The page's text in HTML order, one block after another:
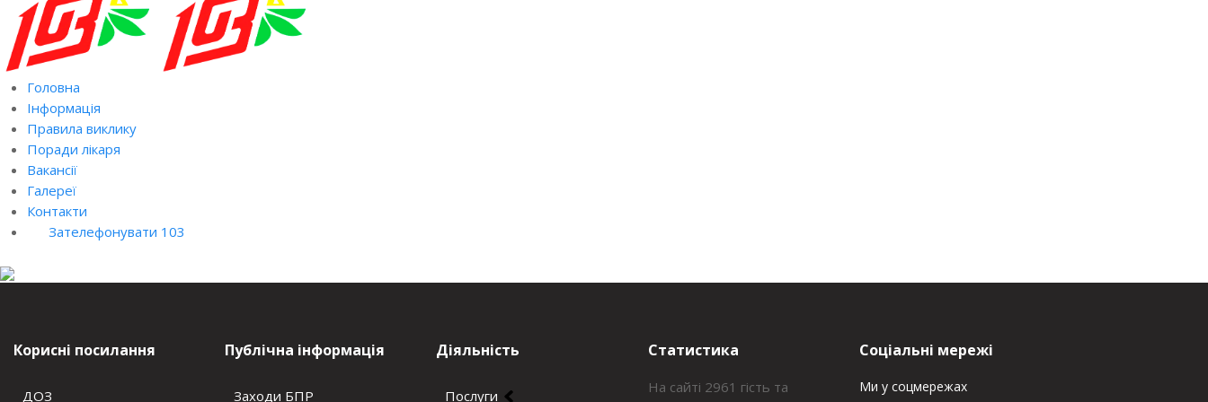
Головна
Інформація
Правила виклику
Поради лікаря
Вакансії
Галереї
Контакти
Зателефонувати 103
Корисні посилання
ДОЗ
Публічна інформація
Заходи БПР
Діяльність
Послуги
Статистика
На сайті 2961 гість та
Соціальні мережі
Ми у соцмережах